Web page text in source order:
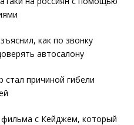
как по звонку
автосалону
стал причиной гибели
фильма с Кейджем, который